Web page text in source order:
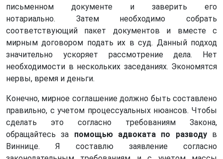
письменном документе и заверить его
нотариально. Затем необходимо собрать
соответствующий пакет документов и вместе с
мирным договором подать их в суд. Данный подход
значительно ускоряет рассмотрение дела. Нет
необходимости в нескольких заседаниях. Экономятся
нервы, время и деньги.
Конечно, мирное соглашение должно быть составлено
правильно, с учетом процессуальных нюансов. Чтобы
сделать это согласно требованиям Закона,
обращайтесь за помощью адвоката по разводув
Виннице. Я составлю заявление согласно